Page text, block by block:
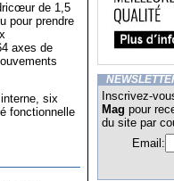
de 1,5
pour prendre
axes de
six
fonctionnelle
Inscrivez-
Mag pour
du site par
Email: